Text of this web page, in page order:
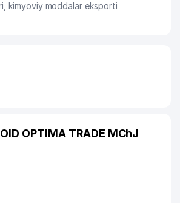
kimyoviy moddalar eksporti
OPTIMA TRADE MChJ